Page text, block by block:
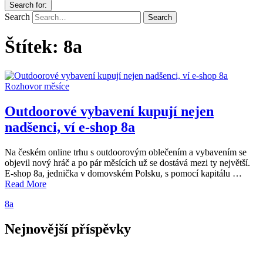
Search for:
Search
Štítek: 8a
Rozhovor měsíce
Outdoorové vybavení kupují nejen
nadšenci, ví e-shop 8a
Na českém online trhu s outdoorovým oblečením a vybavením se
objevil nový hráč a po pár měsících už se dostává mezi ty největší.
E-shop 8a, jednička v domovském Polsku, s pomocí kapitálu …
Read More
8a
Nejnovější příspěvky